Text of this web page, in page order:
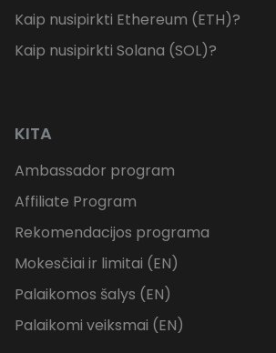
Kaip nusipirkti Ethereum (ETH)?
Kaip nusipirkti Solana (SOL)?
KITA
Ambassador program
Affiliate Program
Rekomendacijos programa
Mokesčiai ir limitai (EN)
Palaikomos šalys (EN)
Palaikomi veiksmai (EN)